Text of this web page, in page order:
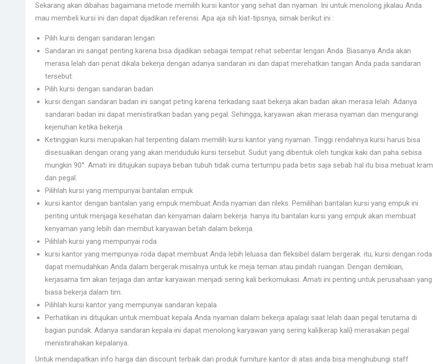
Sekarang akan dibahas bagaimana metode memilih kursi kantor yang sehat dan nyaman. Ini untuk menolong jikalau Anda
mau membeli kursi ini dan dapat dijadikan referensi. Apa aja sih kiat-tipsnya, simak berikut ini :
Pilih kursi dengan sandaran lengan
Sandaran ini sangat penting karena bisa dijadikan sebagai tempat rehat sebentar lengan Anda. Biasanya Anda akan
merasa lelah dan penat dikala bekerja dengan adanya sandaran ini dan dapat merehatkan tangan Anda pada sandaran
tersebut.
Pilih kursi dengan sandaran badan
kursi dengan sandaran badan ini sangat peting karena terkadang saat bekerja akan badan akan merasa lelah. Adanya
sandaran badan ini dapat menistiratkan badan yang pegal. Sehingga, karyawan akan merasa nyaman dan mengurangi
kejenuhan ketika bekerja.
Ketinggian kursi merupakan hal terpenting dalam memilih kursi kantor yang nyaman. Tinggi rendahnya kursi harus bisa
disesuaikan dengan orang yang akan menduduki kursi tersebut. Sudut yang dibentuk oleh tungkai kaki dan paha sebisa
mungkin 90°. Amati ini ditujukan supaya beban tubuh tidak cuma tertumpu pada betis saja sebab hal itu bisa mebuat kram
dan pegal.
Pilihlah kursi yang mempunyai bantalan empuk
kursi kantor dengan bantalan yang empuk membuat Anda nyaman dan rileks. Pemilihan bantalan kursi yang empuk ini
penting untuk menjaga kesehatan dan kenyaman dalam bekerja. hanya itu bantalan kursi yang empuk akan membuat
kenyaman yang lebih dan membut karyawan betah dalam bekerja.
Pilihlah kursi yang mempunyai roda
kursi kantor yang mempunyai roda dapat membuat Anda lebih leluasa dan fleksibel dalam bergerak. itu, kursi dengan roda
dapat memudahkan Anda dalam bergerak misalnya untuk ke meja teman atau pindah ruangan. Dengan demikian,
kerjasama tim akan terjaga dan antar karyawan menjadi sering kali berkomukasi. Amati ini penting untuk perusahaan yang
biasa bekerja dalam tim.
Pilihlah kursi kantor yang mempunyai sandaran kepala
Perhatikan ini ditujukan untuk membuat kepala Anda nyaman dalam bekerja apalagi saat lelah daan pegal terutama di
bagian pundak. Adanya sandaran kepala ini dapat menolong karyawan yang sering kali|kerap kali} merasakan pegal
menistirahakan kepalanya.
Untuk mendapatkan info harga dan discount terbaik dari produk furniture kantor di atas anda bisa menghubungi staff